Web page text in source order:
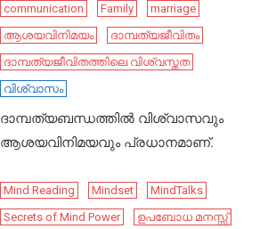
communication Family
marriage
ആശയവിനിമയം
ദാമ്പത്യജീവിതം
ദാമ്പത്യജീവിതത്തിലെ വിശ്വസ്തത
വിശ്വാസം
ദാമ്പത്യബന്ധത്തിൽ വിശ്വാസവും
ആശയവിനിമയവും പ്രധാനമാണ്.
Mind Reading Mindset
MindTalks
Secrets of Mind Power
ഉപബോധ മനസ്സ്